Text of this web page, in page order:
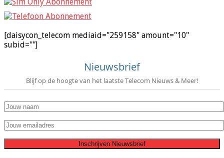
[daisycon_telecom mediaid="259158" amount="10"
subid=""]
Nieuwsbrief
Blijf op de hoogte van het laatste Telecom Nieuws & Meer!